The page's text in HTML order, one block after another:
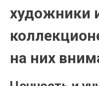
художники
на них